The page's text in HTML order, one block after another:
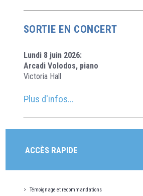
SORTIE EN CONCERT
Lundi 8 juin 2026:
Arcadi Volodos, piano
Victoria Hall
Plus d'infos...
ACCÈS RAPIDE
Témoignage et recommandations